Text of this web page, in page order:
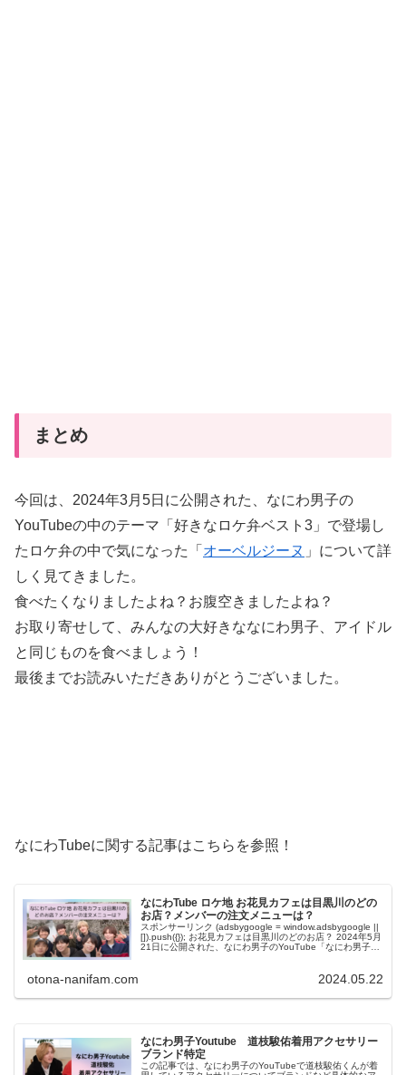
まとめ
今回は、2024年3月5日に公開された、なにわ男子の
YouTubeの中のテーマ「好きなロケ弁ベスト3」で登場し
たロケ弁の中で気になった「 オーベルジーヌ 」について詳
しく見てきました。
食べたくなりましたよね？お腹空きましたよね？
お取り寄せして、みんなの大好きななにわ男子、アイドル
と同じものを食べましょう！
最後までお読みいただきありがとうございました。
なにわTubeに関する記事はこちらを参照！
なにわTube ロケ地 お花見カフェは目黒川のどの
お店？メンバーの注文メニューは？
スポンサーリンク (adsbygoogle = window.adsbygoogle ||
[]).push({}); お花見カフェは目黒川のどのお店？ 2024年5月
21日に公開された、なにわ男子のYouTube「なにわ男子
otona-nanifam.com 2024.05.22
なにわ男子Youtube 道枝駿佑着用アクセサリー
ブランド特定
この記事では、なにわ男子のYouTubeで道枝駿佑くんが着